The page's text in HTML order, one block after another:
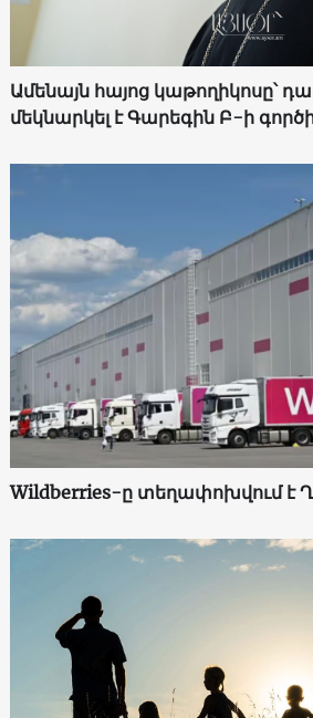
Ամենայն հայոց կաթողիկոսը՝
մեկնարկել է Գարեգին Բ-ի գործի
Wildberries-ը տեղափոխվում